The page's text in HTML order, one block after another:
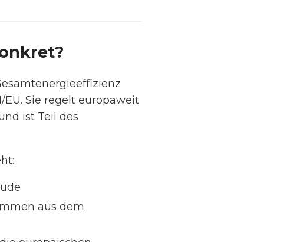
EU. Sie regelt europaweit
ist Teil des
aus dem